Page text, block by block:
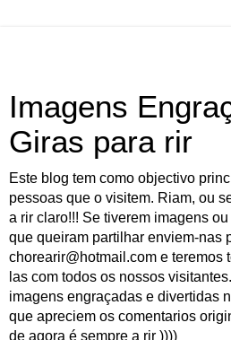
Imagens
Giras para rir
Este blog tem como objectivo
pessoas que o visitem. Riam, ou
a rir claro!!! Se tiverem imagens
que queiram partilhar enviem-nas
chorearir@hotmail.com e teremos
las com todos os nossos
imagens engraçadas e divertidas
que apreciem os comentarios
de agora é sempre a rir ))))